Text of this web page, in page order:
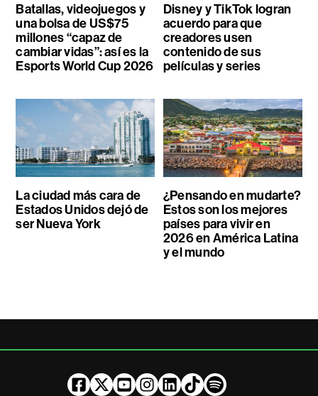
Batallas, videojuegos y
una bolsa de US$75
millones “capaz de
cambiar vidas”: así es la
Esports World Cup 2026
Disney y TikTok logran
acuerdo para que
creadores usen
contenido de sus
películas y series
La ciudad más cara de
Estados Unidos dejó de
ser Nueva York
¿Pensando en mudarte?
Estos son los mejores
países para vivir en
2026 en América Latina
y el mundo